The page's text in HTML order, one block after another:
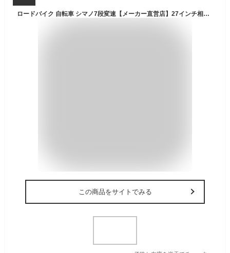
ロードバイク 自転車 シマノ7段変速【メーカー直営店】27インチ相当 700C 700×28C タイヤ 軽量 アルミフレーム キャリパーブレーキ 60mmディープリム スタンド付き ロードレーサー スポーツバイク ブラック ホワイト ネクスタイル NEXTYLE RNX-7007
この商品をサイトでみる